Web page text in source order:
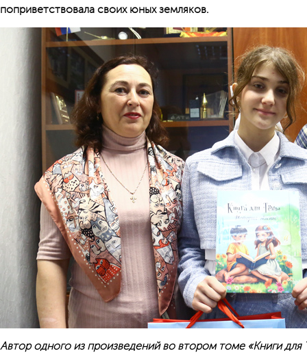
поприветствовала своих юных земляков.
Автор одного из произведений во втором томе «Книги